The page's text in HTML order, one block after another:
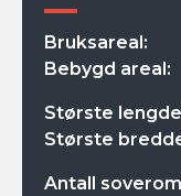
Bruksareal:
Bebygd areal:
Største
Største
Antall